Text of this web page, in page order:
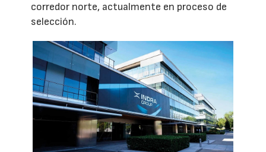
corredor norte, actualmente en proceso de
selección.